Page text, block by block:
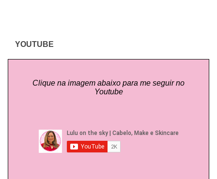
YOUTUBE
Clique na imagem abaixo para me seguir no
Youtube